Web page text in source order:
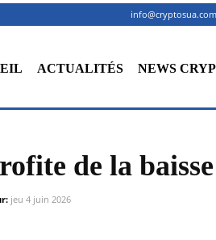
info@cryptosua.com
ACTUALITÉS NEWS
de la
jeu 4 juin 2026